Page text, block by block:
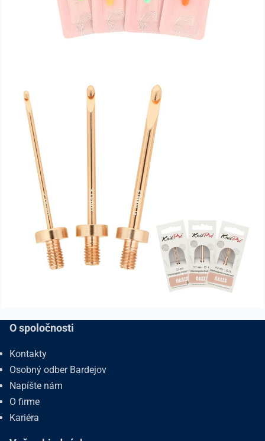
O spoločnosti
Kontakty
Osobný odber Bardejov
Napíšte nám
O firme
Kariéra